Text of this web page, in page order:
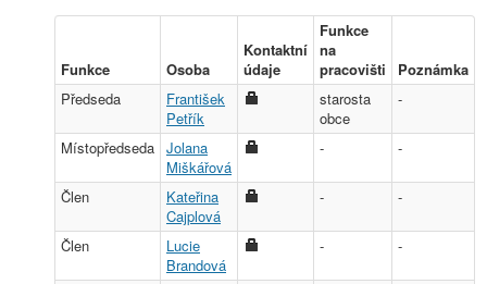
Funkce Osoba
Kontaktní
údaje
Funkce
na
pracovišti
Poznámka
Předseda
František
Petřík
starosta
obce
-
Místopředseda Jolana
Miškářová
- -
Člen
Kateřina
Cajplová
- -
Člen
Lucie
Brandová
- -